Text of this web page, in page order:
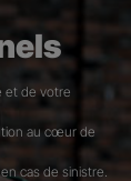
et de votre
au cœur de
cas de sinistre.